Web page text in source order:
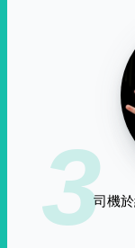
3司機